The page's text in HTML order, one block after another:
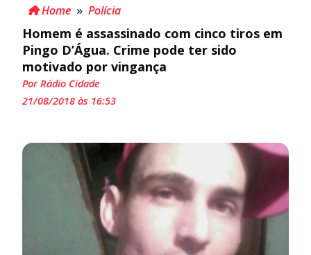
Home » Polícia
Homem é assassinado com cinco tiros em
Pingo D’Água. Crime pode ter sido
motivado por vingança
Por Rádio Cidade
21/08/2018 às 16:53